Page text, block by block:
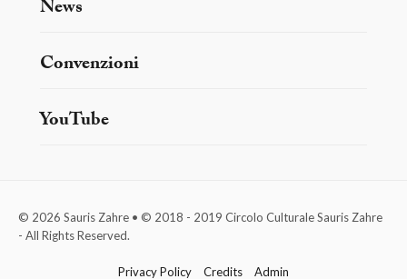
News
Convenzioni
YouTube
© 2026 Sauris Zahre • © 2018 - 2019 Circolo Culturale Sauris Zahre
- All Rights Reserved.
Privacy Policy Credits Admin